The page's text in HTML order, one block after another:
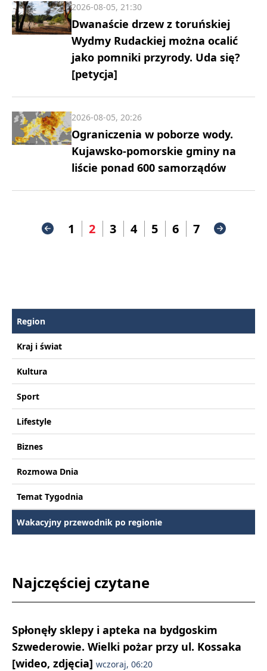
Dwanaście drzew z toruńskiej
Wydmy Rudackiej można ocalić
jako pomniki przyrody. Uda się?
[petycja]
2026-08-05, 21:30
Ograniczenia w poborze wody.
Kujawsko-pomorskie gminy na
liście ponad 600 samorządów
2026-08-05, 20:26
1 2 3 4 5 6 7
Region
Kraj i świat
Kultura
Sport
Lifestyle
Biznes
Rozmowa Dnia
Temat Tygodnia
Wakacyjny przewodnik po regionie
Najczęściej czytane
Spłonęły sklepy i apteka na bydgoskim
Szwederowie. Wielki pożar przy ul. Kossaka
[wideo, zdjęcia] wczoraj, 06:20